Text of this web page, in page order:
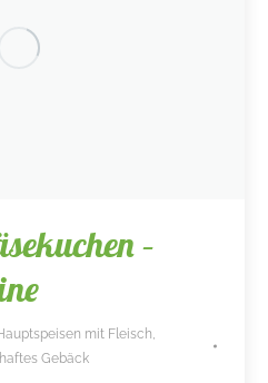
–
mit Fleisch
Gebäck